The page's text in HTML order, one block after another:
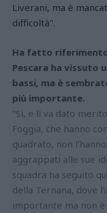
Liverani, ma è
difficoltà".
Ha fatto
Pescara ha vissuto
bassi, ma è
più importante.
"Sì, e lì va dato
Foggia, che hanno
quadrato, non
aggrappati alle sue
squadra ha seguito
della Ternana, dove
importante ma non